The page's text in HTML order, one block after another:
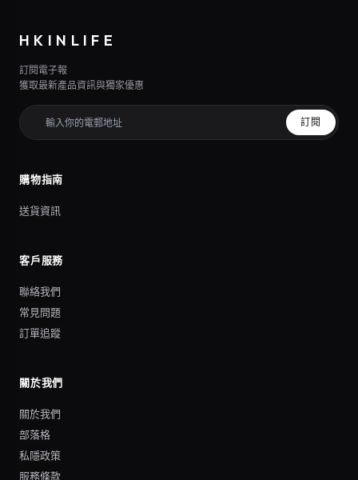
HKINLIFE
訂閱電子報
獲取最新產品資訊與獨家優惠
訂閱
購物指南
送貨資訊
客戶服務
聯絡我們
常見問題
訂單追蹤
關於我們
關於我們
部落格
私隱政策
服務條款